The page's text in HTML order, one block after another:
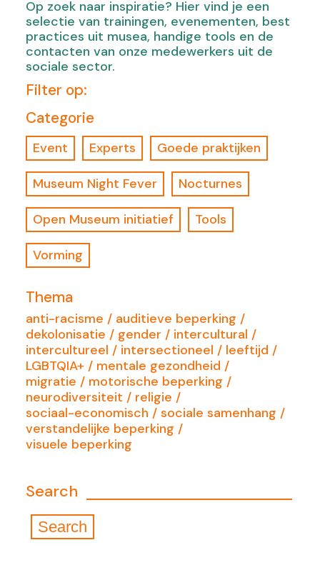
Op zoek naar inspiratie? Hier vind je een
selectie van trainingen, evenementen, best
practices uit musea, handige tools en de
contacten van onze medewerkers uit de
sociale sector.
Filter op:
Categorie
Event Experts Goede praktijken
Museum Night Fever Nocturnes
Open Museum initiatief Tools
Vorming
Thema
anti-racisme
auditieve beperking
dekolonisatie
gender
intercultural
intercultureel
intersectioneel
leeftijd
LGBTQIA+
mentale gezondheid
migratie
motorische beperking
neurodiversiteit
religie
sociaal-economisch
sociale samenhang
verstandelijke beperking
visuele beperking
Search